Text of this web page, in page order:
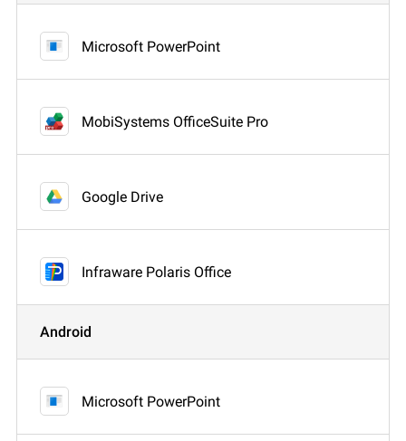
Microsoft PowerPoint
MobiSystems OfficeSuite Pro
Google Drive
Infraware Polaris Office
Android
Microsoft PowerPoint